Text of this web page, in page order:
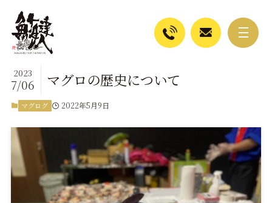
マグロの歴史について
2023
7/06
マグログ 2022年5月9日